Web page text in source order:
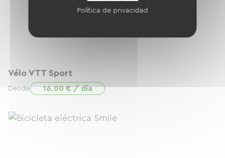
Vélo VTT Sport
Desde 16.00 € / día
Política de privacidad